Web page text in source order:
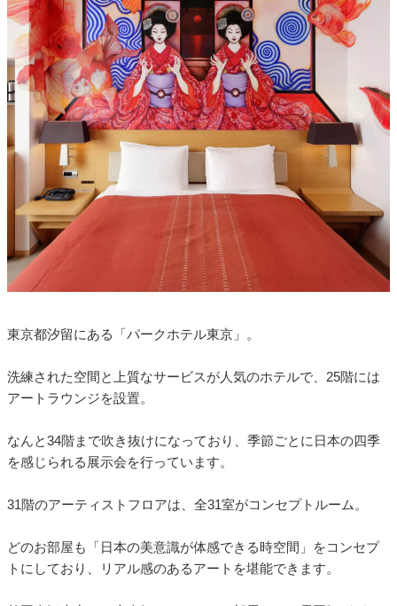
東京都汐留にある「パークホテル東京」。
洗練された空間と上質なサービスが人気のホテルで、25階には
アートラウンジを設置。
なんと34階まで吹き抜けになっており、季節ごとに日本の四季
を感じられる展示会を行っています。
31階のアーティストフロアは、全31室がコンセプトルーム。
どのお部屋も「日本の美意識が体感できる時空間」をコンセプ
トにしており、リアル感のあるアートを堪能できます。